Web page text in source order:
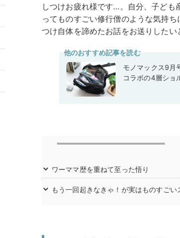
しつけお疲れ様です…。自分、子ども
ってものすごい修行僧のような気持
つけ自体を諦めたお話をお送りしたい
他のおすすめ記事を読む
モノマックス9月
コラボの4層ショ
ワーママ歴を重ねて至った悟り
もう一回起きなきゃ！が実はものすごい